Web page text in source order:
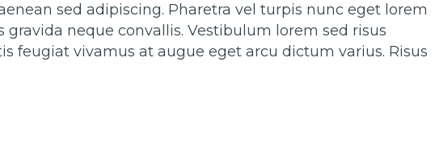
sed adipiscing. Pharetra vel turpis nunc eget lorem
gravida neque convallis. Vestibulum lorem sed risus
feugiat vivamus at augue eget arcu dictum varius. Risus